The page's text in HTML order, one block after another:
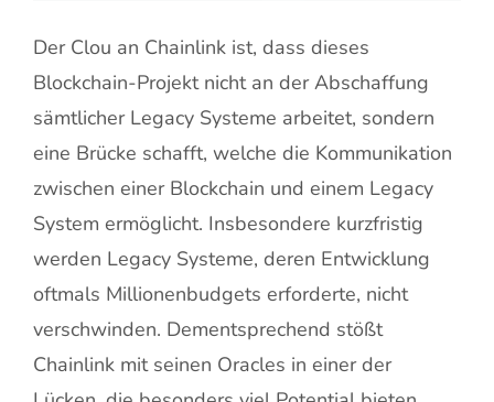
Der Clou an Chainlink ist, dass dieses
Blockchain-Projekt nicht an der Abschaffung
sämtlicher Legacy Systeme arbeitet, sondern
eine Brücke schafft, welche die Kommunikation
zwischen einer Blockchain und einem Legacy
System ermöglicht. Insbesondere kurzfristig
werden Legacy Systeme, deren Entwicklung
oftmals Millionenbudgets erforderte, nicht
verschwinden. Dementsprechend stößt
Chainlink mit seinen Oracles in einer der